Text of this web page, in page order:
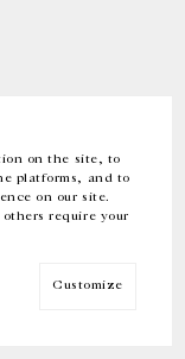
on the site, to
platforms, and to
on our site.
require your
Customize